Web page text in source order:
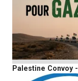
Palestine Convoy